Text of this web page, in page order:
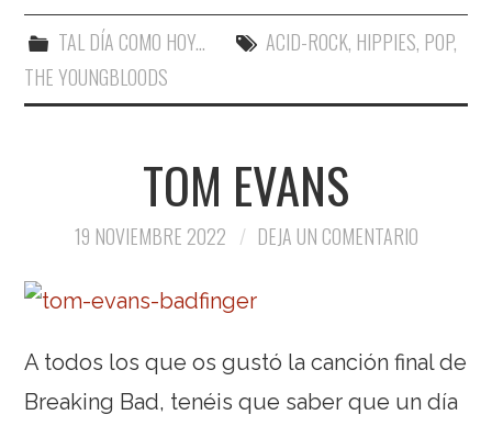
TAL DÍA COMO HOY... ACID-ROCK, HIPPIES, POP,
THE YOUNGBLOODS
TOM EVANS
19 NOVIEMBRE 2022 DEJA UN COMENTARIO
A todos los que os gustó la canción final de
Breaking Bad, tenéis que saber que un día